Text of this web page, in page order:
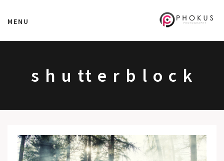
MENU
s h u tt e r b l o c k